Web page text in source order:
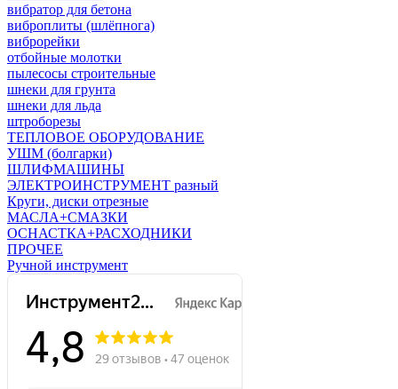
вибратор для бетона
виброплиты (шлёпнога)
виброрейки
отбойные молотки
пылесосы строительные
шнеки для грунта
шнеки для льда
штроборезы
ТЕПЛОВОЕ ОБОРУДОВАНИЕ
УШМ (болгарки)
ШЛИФМАШИНЫ
ЭЛЕКТРОИНСТРУМЕНТ разный
Круги, диски отрезные
МАСЛА+СМАЗКИ
ОСНАСТКА+РАСХОДНИКИ
ПРОЧЕЕ
Ручной инструмент